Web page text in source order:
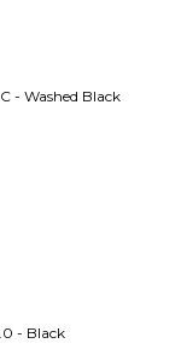
- Washed Black
- Black